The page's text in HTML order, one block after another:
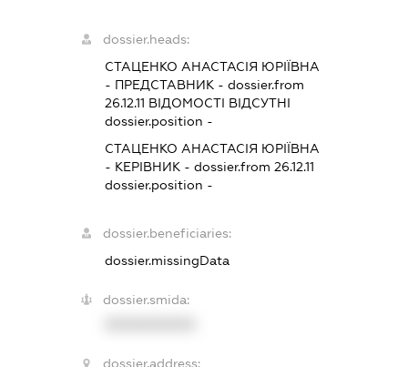
dossier.heads:
СТАЦЕНКО АНАСТАСІЯ ЮРІЇВНА
- ПРЕДСТАВНИК- dossier.from
26.12.11 ВІДОМОСТІ ВІДСУТНІ
dossier.position -
СТАЦЕНКО АНАСТАСІЯ ЮРІЇВНА
- КЕРІВНИК- dossier.from 26.12.11
dossier.position -
dossier.beneficiaries:
dossier.missingData
dossier.smida:
dossier.address: